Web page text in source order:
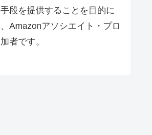
段を提供することを目的に
Amazonアソシエイト・プロ
者です。